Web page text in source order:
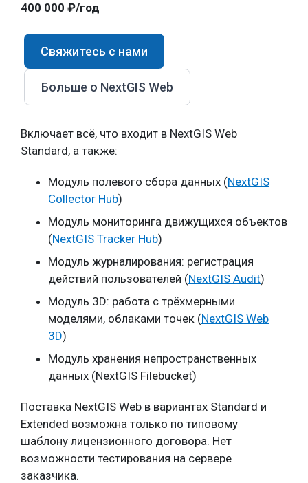
400 000 ₽/год
Свяжитесь с нами
Больше о NextGIS Web
Включает всё, что входит в NextGIS Web
Standard, а также:
Модуль полевого сбора данных (NextGIS
Collector Hub)
Модуль мониторинга движущихся объектов
(NextGIS Tracker Hub)
Модуль журналирования: регистрация
действий пользователей (NextGIS Audit)
Модуль 3D: работа с трёхмерными
моделями, облаками точек (NextGIS Web
3D)
Модуль хранения непространственных
данных (NextGIS Filebucket)
Поставка NextGIS Web в вариантах Standard и
Extended возможна только по типовому
шаблону лицензионного договора. Нет
возможности тестирования на сервере
заказчика.